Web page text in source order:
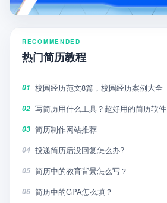
RECOMMENDED
热门简历教程
01 校园经历范文8篇，校园经历案例大全
02 写简历用什么工具？超好用的简历软件
03 简历制作网站推荐
04 投递简历后没回复怎么办?
05 简历中的教育背景怎么写？
06 简历中的GPA怎么填？